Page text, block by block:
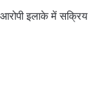
इलाके में सक्रिय